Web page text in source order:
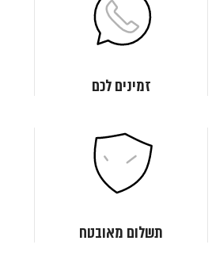
זמינים לכם
תשלום מאובטח